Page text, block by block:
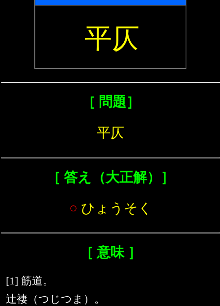
平仄
［ 問題］
平仄
［ 答え（大正解）］
○ ひょうそく
［ 意味 ］
[1] 筋道。
辻褄（つじつま）。